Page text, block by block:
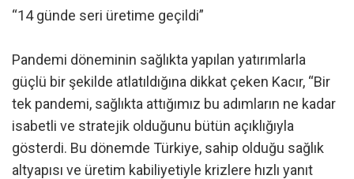
“14 günde seri üretime geçildi”
Pandemi döneminin sağlıkta yapılan yatırımlarla
güçlü bir şekilde atlatıldığına dikkat çeken Kacır, “Bir
tek pandemi, sağlıkta attığımız bu adımların ne kadar
isabetli ve stratejik olduğunu bütün açıklığıyla
gösterdi. Bu dönemde Türkiye, sahip olduğu sağlık
altyapısı ve üretim kabiliyetiyle krizlere hızlı yanıt